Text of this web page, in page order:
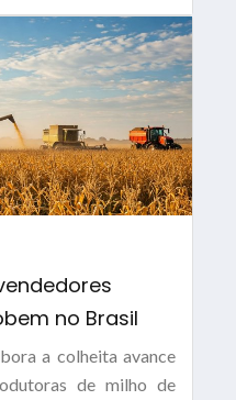
no Brasil
a colheita avance
de milho de